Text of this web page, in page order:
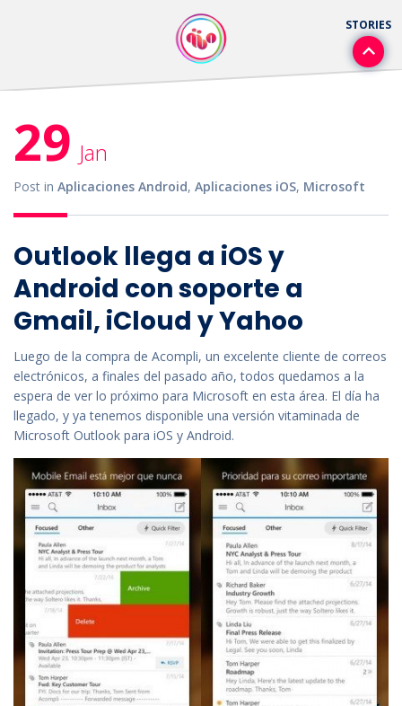
29 Jan
Post in Aplicaciones Android, Aplicaciones iOS, Microsoft
Outlook llega a iOS y
Android con soporte a
Gmail, iCloud y Yahoo
Luego de la compra de Acompli, un excelente cliente de correos
electrónicos, a finales del pasado año, todos quedamos a la
espera de ver lo próximo para Microsoft en esta área. El día ha
llegado, y ya tenemos disponible una versión vitaminada de
Microsoft Outlook para iOS y Android.